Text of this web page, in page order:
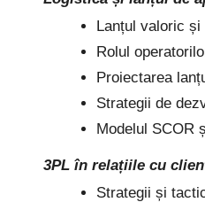
Lanțul valoric
Rolul
Proiectarea
Strategii de
Modelul SCOR
3PL în relațiile cu
Strategii și